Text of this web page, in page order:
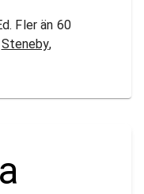
Fler än 60
Steneby,